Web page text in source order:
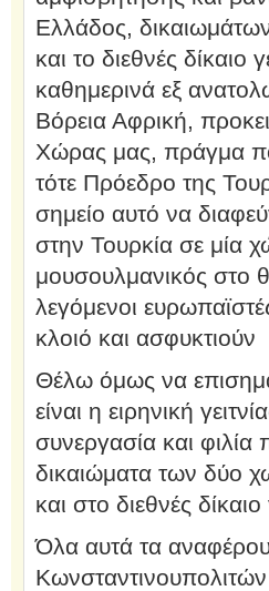
Ελλάδος,
και το διεθνές δίκαιο
καθημερινά εξ
Βόρεια Αφρική,
Χώρας μας, πράγμα
τότε Πρόεδρο της
σημείο αυτό να
στην Τουρκία σε μία
μουσουλμανικός στο
λεγόμενοι
κλοιό και ασφυκτιούν
Θέλω όμως να
είναι η ειρηνική
συνεργασία και
δικαιώματα των δύο
και στο διεθνές
Όλα αυτά τα
Κωνσταντινουπολιτών